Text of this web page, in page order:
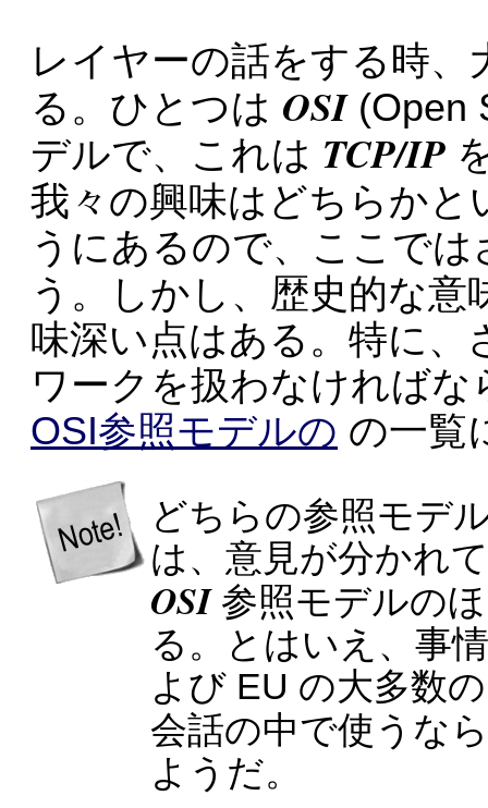
レイヤーの話をする時
る。ひとつは OSI(Open
デルで、これは TCP/IP
我々の興味はどちらか
うにあるので、ここで
う。しかし、歴史的な意
味深い点はある。特に
ワークを扱わなければ
OSI参照モデルの の一覧
どちらの参照モデ
は、意見が分かれ
OSI参照モデルの
る。とはいえ、事
よび EU の大多数
会話の中で使うな
ようだ。